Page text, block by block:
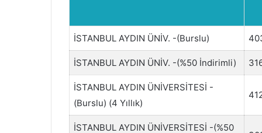
İSTANBUL AYDIN ÜNİV. -(Burslu)
İSTANBUL AYDIN ÜNİV. -(%50 İndirimli)
İSTANBUL AYDIN ÜNİVERSİTESİ -
(Burslu) (4 Yıllık)
İSTANBUL AYDIN ÜNİVERSİTESİ -(%50